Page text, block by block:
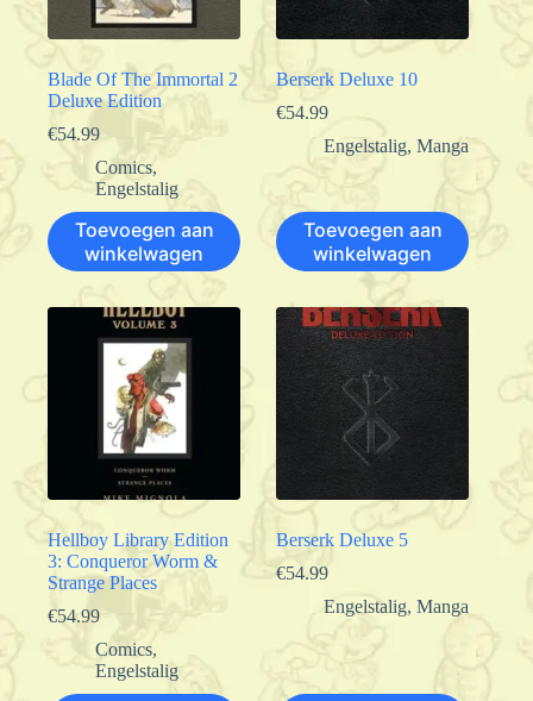
Blade Of The Immortal 2
Deluxe Edition
€54.99
Comics,
Engelstalig
Toevoegen aan
winkelwagen
Berserk Deluxe 10
€54.99
Engelstalig,Manga
Toevoegen aan
winkelwagen
Hellboy Library Edition
3: Conqueror Worm &
Strange Places
€54.99
Comics,
Engelstalig
Berserk Deluxe 5
€54.99
Engelstalig,Manga